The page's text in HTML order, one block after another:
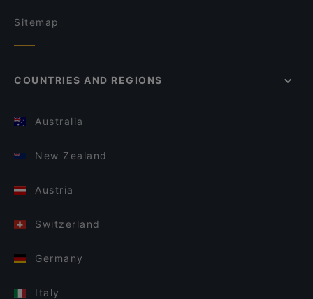
Sitemap
COUNTRIES AND REGIONS
Australia
New Zealand
Austria
Switzerland
Germany
Italy